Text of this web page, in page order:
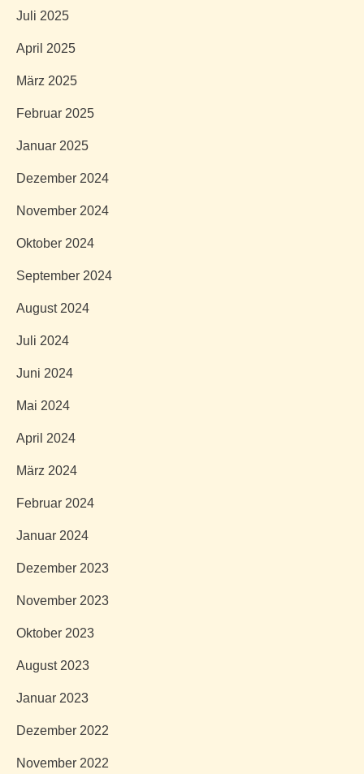
Juli 2025
April 2025
März 2025
Februar 2025
Januar 2025
Dezember 2024
November 2024
Oktober 2024
September 2024
August 2024
Juli 2024
Juni 2024
Mai 2024
April 2024
März 2024
Februar 2024
Januar 2024
Dezember 2023
November 2023
Oktober 2023
August 2023
Januar 2023
Dezember 2022
November 2022